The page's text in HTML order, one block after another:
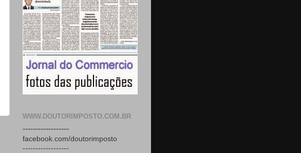
WWW.DOUTORIMPOSTO.COM.BR
------------------
facebook.com/doutorimposto
------------------